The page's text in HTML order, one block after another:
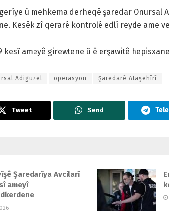
û mehkema derheqê şaredar Onursal
Kesêk zî qerarê kontrolê edlî reyde ame
kesî ameyê girewtene û ê erşawitê
Adiguzel operasyon Şaredarê Ataşehîrî
Tweet Send
Şaredarîya Avcilarî
ameyî